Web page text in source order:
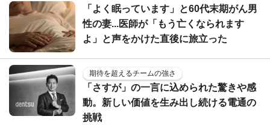
「よく眠っています」と60代末期がん男
性の妻...医師が「もう亡くなられます
よ」と声をかけた直後に旅立った
期待を超えるチームの強さ
「さすが」の一言に込められた驚きや感
動。新しい価値を生み出し続ける電通の
挑戦